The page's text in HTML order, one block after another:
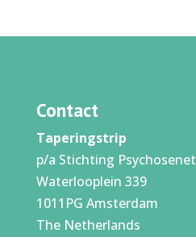
Contact
Taperingstrip
p/a Stichting Psychosenet
Waterlooplein 339
1011PG Amsterdam
The Netherlands